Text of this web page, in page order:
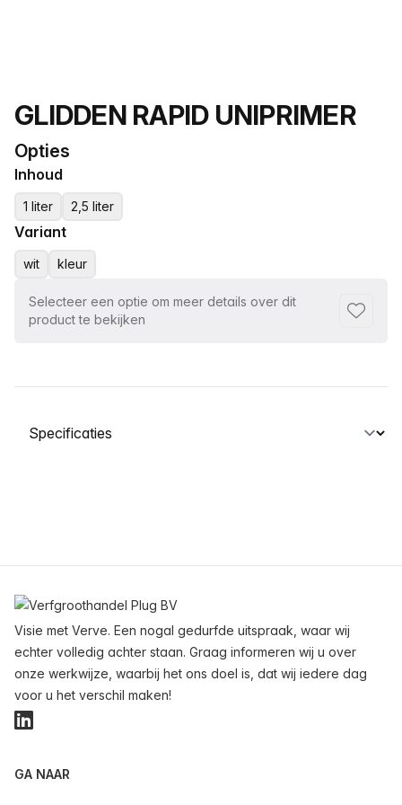
Productnaam
GLIDDEN RAPID UNIPRIMER
Opties
Inhoud
1 liter 2,5 liter
Variant
wit kleur
Selecteer een optie om meer details over dit
product te bekijken
Selecteer een tabblad
Visie met Verve. Een nogal gedurfde uitspraak, waar wij
echter volledig achter staan. Graag informeren wij u over
onze werkwijze, waarbij het ons doel is, dat wij iedere dag
voor u het verschil maken!
LinkedIn
GA NAAR